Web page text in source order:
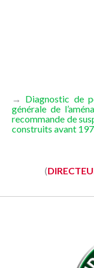
→ Diagnostic de
générale de
recommande de
construits avant
(